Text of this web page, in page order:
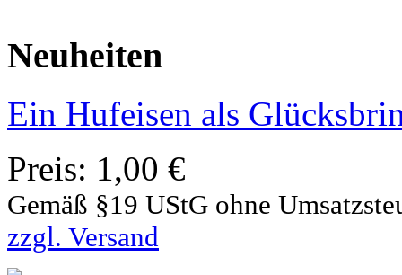
Neuheiten
Ein Hufeisen als
Preis: 1,00 €
Gemäß §19 UStG ohne
zzgl. Versand